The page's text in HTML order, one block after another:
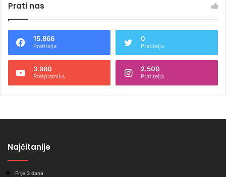
Prati nas
15.866
Pratitelja
0
Pratitelja
3.980
Pretplatnika
2.500
Pratitelja
Najčitanije
Prije 3 dana